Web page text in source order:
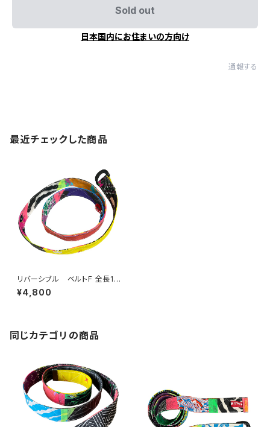
Sold out
日本国内にお住まいの方向け
通報する
最近チェックした商品
リバーシブル ベルトF 全長112
cm 幅3cm
¥4,800
同じカテゴリの商品